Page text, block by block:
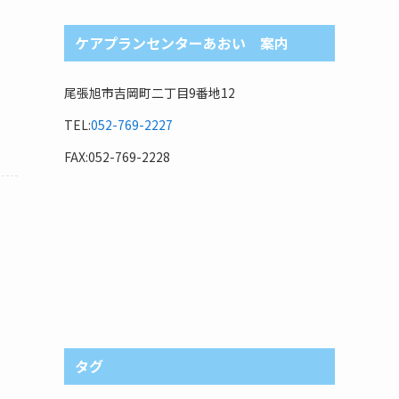
ケアプランセンターあおい 案内
尾張旭市吉岡町二丁目9番地12
TEL:052-769-2227
FAX:052-769-2228
タグ